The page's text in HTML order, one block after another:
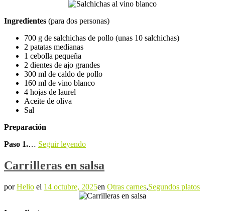
Ingredientes (para dos personas)
700 g de salchichas de pollo (unas 10 salchichas)
2 patatas medianas
1 cebolla pequeña
2 dientes de ajo grandes
300 ml de caldo de pollo
160 ml de vino blanco
4 hojas de laurel
Aceite de oliva
Sal
Preparación
Paso 1.… Seguir leyendo
Carrilleras en salsa
porHelio el 14 octubre, 2025en Otras carnes,Segundos platos